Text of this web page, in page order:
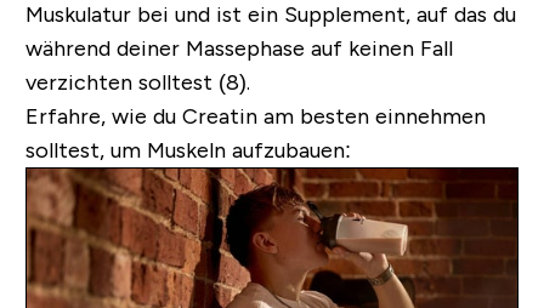
Muskulatur bei und ist ein Supplement, auf das du
während deiner Massephase auf keinen Fall
verzichten solltest (8).
Erfahre, wie du Creatin am besten einnehmen
solltest, um Muskeln aufzubauen: